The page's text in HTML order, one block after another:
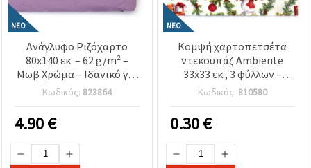
ΝΈΟ
Ανάγλυφο Ριζόχαρτο
80x140 εκ. – 62 g/m² –
Μωβ Χρώμα – Ιδανικό για
Ντεκουπάζ, Χειροτεχνίες
& Καλλιτεχνικές
Δημιουργίες
Κωδικός: 823864
4.90€
ΝΈΟ
Κομψή χαρτοπετσέτα
ντεκουπάζ Ambiente
33x33 εκ., 3 φύλλων –
σχέδιο στεφανάκια από
κλαδιά πεύκου, ιδανική
για χειμερινές
κατασκευές,
χριστουγεννιάτικη
διακόσμηση &
Κωδικός: 810580
0.30€